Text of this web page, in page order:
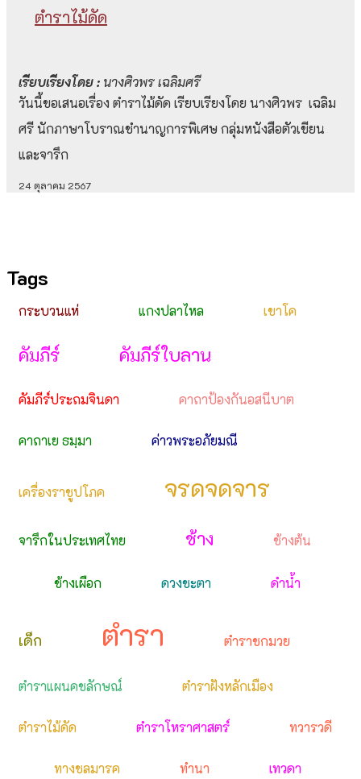
ตำราไม้ดัด
เรียบเรียงโดย : นางศิวพร เฉลิมศรี
วันนี้ขอเสนอเรื่อง ตำราไม้ดัด เรียบเรียงโดย นางศิวพร เฉลิม
ศรี นักภาษาโบราณชำนาญการพิเศษ กลุ่มหนังสือตัวเขียน
และจารึก
24 ตุลาคม 2567
Tags
กระบวนแห่ แกงปลาไหล เขาโค
คัมภีร์ คัมภีร์ใบลาน
คัมภีร์ประถมจินดา คาถาป้องกันอสนีบาต
คาถาเย ธมฺมา ค่าวพระอภัยมณี
เครื่องราชูปโภค จรดจดจาร
จารึกในประเทศไทย ช้าง ช้างต้น
ช้างเผือก ดวงชะตา ดำน้ำ
เด็ก ตำรา ตำราชกมวย
ตำราแผนคชลักษณ์ ตำราฝังหลักเมือง
ตำราไม้ดัด ตำราโหราศาสตร์ ทวารวดี
ทางชลมารค ทำนา เทวดา